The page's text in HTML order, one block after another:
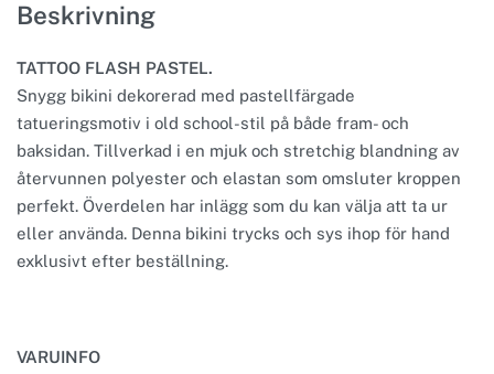
Beskrivning
TATTOO FLASH PASTEL.
Snygg bikini dekorerad med pastellfärgade
tatueringsmotiv i old school-stil på både fram- och
baksidan. Tillverkad i en mjuk och stretchig blandning av
återvunnen polyester och elastan som omsluter kroppen
perfekt. Överdelen har inlägg som du kan välja att ta ur
eller använda. Denna bikini trycks och sys ihop för hand
exklusivt efter beställning.
VARUINFO